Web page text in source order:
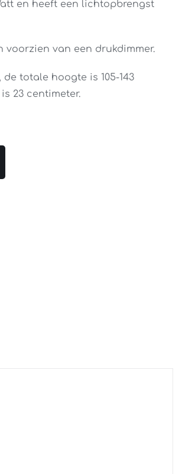
en heeft een lichtopbrengst
voorzien van een drukdimmer.
de totale hoogte is 105-143
23 centimeter.